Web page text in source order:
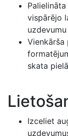
vispārējo
Vienkārša
skata
Izceliet